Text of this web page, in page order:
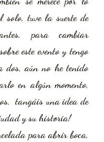
solo, tuve la suerte de
para cambiar
este evento y tengo
aún no he tenido
en algún momento,
tangáis una idea de
y su historia!
para abrir boca,